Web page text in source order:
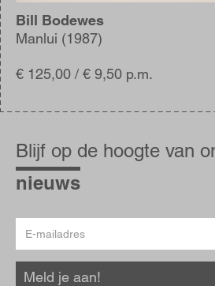
Bill Bodewes
Manlui (1987)
€ 125,00 / € 9,50 p.m.
op
de
hoogte
Blijf op de hoogte van
nieuws
mailadres
Meld je aan!